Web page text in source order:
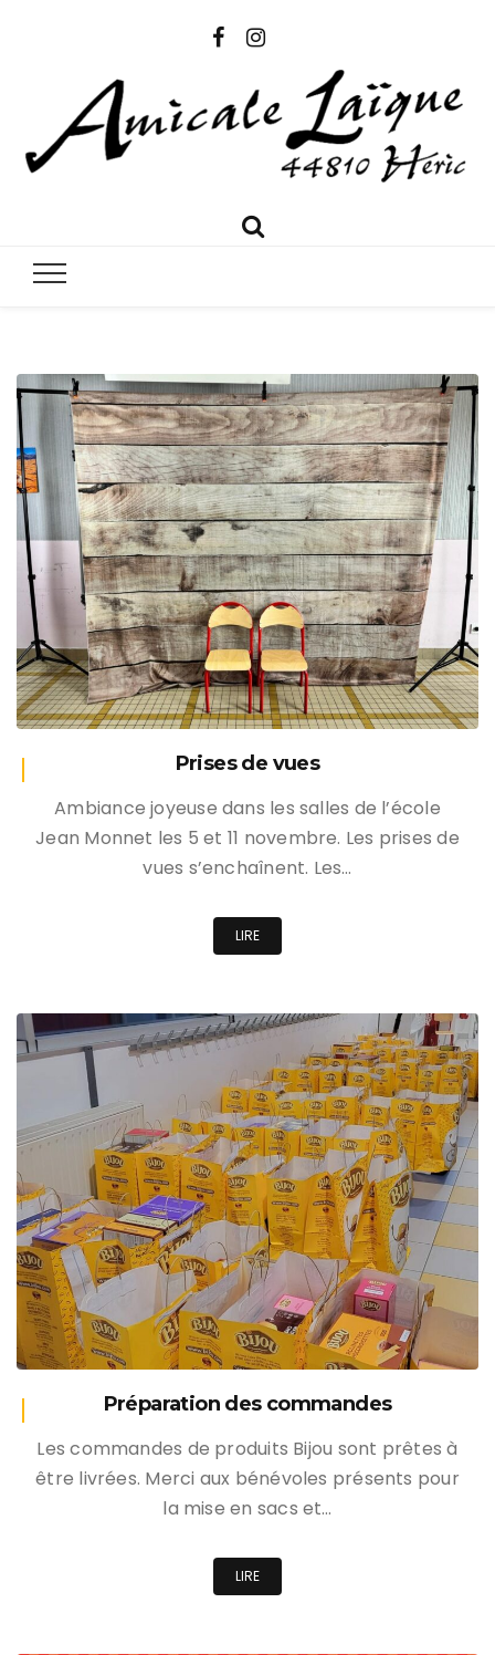
Prises de vues
Ambiance joyeuse dans les salles de l’école
Jean Monnet les 5 et 11 novembre. Les prises de
vues s’enchaînent. Les…
LIRE
Préparation des commandes
Les commandes de produits Bijou sont prêtes à
être livrées. Merci aux bénévoles présents pour
la mise en sacs et…
LIRE